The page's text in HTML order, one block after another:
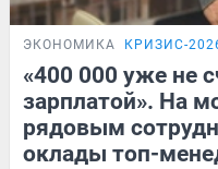
ЭКОНОМИКА КРИЗИС-
«400 000 уже не
зарплатой». На
рядовым
оклады топ-